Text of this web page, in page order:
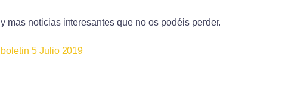
y mas noticias interesantes que no os podéis perder.
boletin 5 Julio 2019